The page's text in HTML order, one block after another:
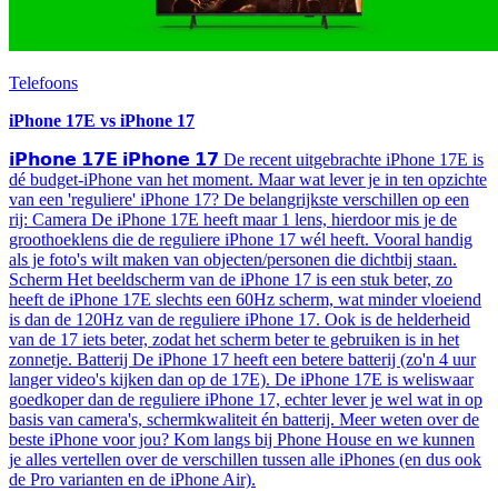
Telefoons
iPhone 17E vs iPhone 17
𝗶𝗣𝗵𝗼𝗻𝗲 𝟭𝟳𝗘 𝗶𝗣𝗵𝗼𝗻𝗲 𝟭𝟳 De recent uitgebrachte iPhone 17E is
dé budget-iPhone van het moment. Maar wat lever je in ten opzichte
van een 'reguliere' iPhone 17? De belangrijkste verschillen op een
rij: Camera De iPhone 17E heeft maar 1 lens, hierdoor mis je de
groothoeklens die de reguliere iPhone 17 wél heeft. Vooral handig
als je foto's wilt maken van objecten/personen die dichtbij staan.
Scherm Het beeldscherm van de iPhone 17 is een stuk beter, zo
heeft de iPhone 17E slechts een 60Hz scherm, wat minder vloeiend
is dan de 120Hz van de reguliere iPhone 17. Ook is de helderheid
van de 17 iets beter, zodat het scherm beter te gebruiken is in het
zonnetje. Batterij De iPhone 17 heeft een betere batterij (zo'n 4 uur
langer video's kijken dan op de 17E). De iPhone 17E is weliswaar
goedkoper dan de reguliere iPhone 17, echter lever je wel wat in op
basis van camera's, schermkwaliteit én batterij. Meer weten over de
beste iPhone voor jou? Kom langs bij Phone House en we kunnen
je alles vertellen over de verschillen tussen alle iPhones (en dus ook
de Pro varianten en de iPhone Air).